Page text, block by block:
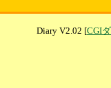
Diary V2.02 [CGI